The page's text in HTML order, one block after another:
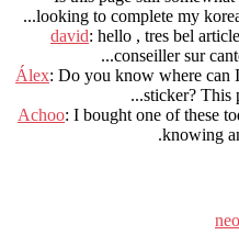
looking to complete my
.
david: hello , tres bel article
conseiller sur
.
Álex: Do you know where can
sticker? This
Achoo: I bought one of these
knowing